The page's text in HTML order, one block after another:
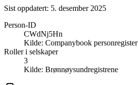
Sist oppdatert: 5. desember 2025
Person-ID
CWdNj5Hn
Kilde: Companybook personregister
Roller i selskaper
3
Kilde: Brønnøysundregistrene